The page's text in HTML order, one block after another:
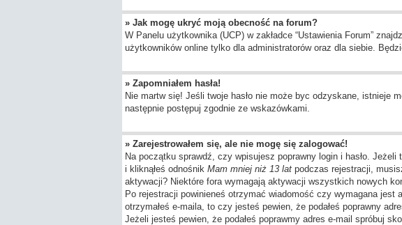
» Jak mogę ukryć moją obecność na forum?
W Panelu użytkownika (UCP) w zakładce “Ustawienia Forum”
użytkowników online tylko dla administratorów oraz dla siebie.
» Zapomniałem hasła!
Nie martw się! Jeśli twoje hasło nie może byc odzyskane, istnieje
następnie postępuj zgodnie ze wskazówkami.
» Zarejestrowałem się, ale nie mogę się zalogować!
Na początku sprawdź, czy wpisujesz poprawny login i hasło.
i kliknąłeś odnośnik Mam mniej niż 13 latpodczas rejestracji,
aktywacji? Niektóre fora wymagają aktywacji wszystkich nowych
Po rejestracji powinieneś otrzymać wiadomość czy wymagana
otrzymałeś e-maila, to czy jesteś pewien, że podałeś poprawny
Jeżeli jesteś pewien, że podałeś poprawmy adres e-mail spróbuj